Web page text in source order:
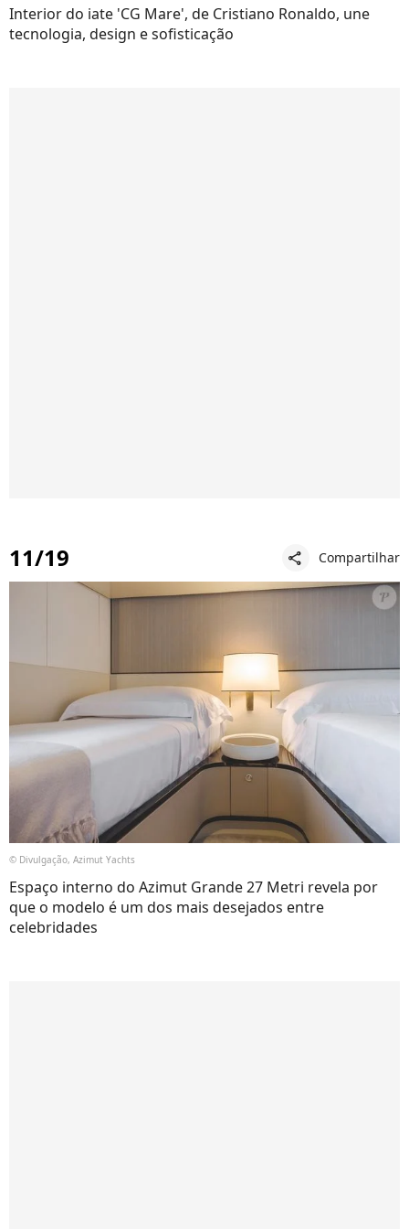
Interior do iate 'CG Mare', de Cristiano Ronaldo, une
tecnologia, design e sofisticação
11/19 share Compartilhar
© Divulgação, Azimut Yachts
Espaço interno do Azimut Grande 27 Metri revela por
que o modelo é um dos mais desejados entre
celebridades